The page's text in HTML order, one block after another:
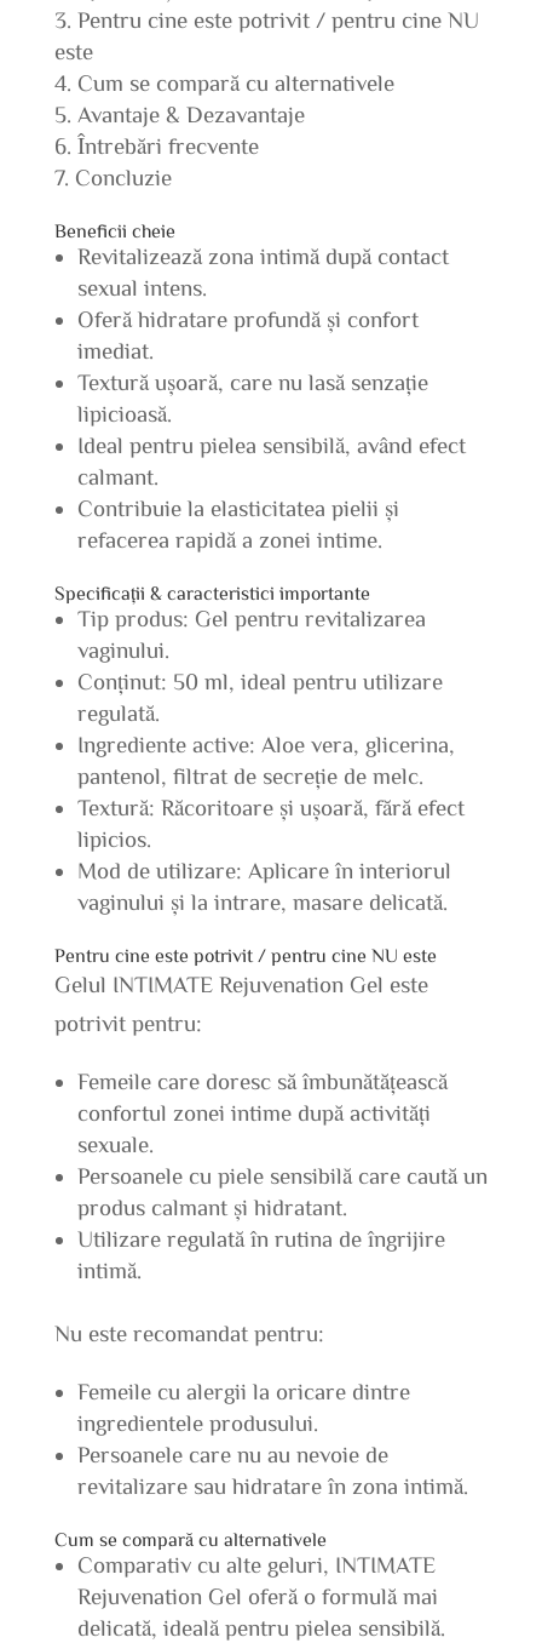
Pentru cine este potrivit / pentru cine NU
este
Cum se compară cu alternativele
Avantaje & Dezavantaje
Întrebări frecvente
Concluzie
Beneficii cheie
Revitalizează zona intimă după contact
sexual intens.
Oferă hidratare profundă și confort
imediat.
Textură ușoară, care nu lasă senzație
lipicioasă.
Ideal pentru pielea sensibilă, având efect
calmant.
Contribuie la elasticitatea pielii și
refacerea rapidă a zonei intime.
Specificații & caracteristici importante
Tip produs: Gel pentru revitalizarea
vaginului.
Conținut: 50 ml, ideal pentru utilizare
regulată.
Ingrediente active: Aloe vera, glicerina,
pantenol, filtrat de secreție de melc.
Textură: Răcoritoare și ușoară, fără efect
lipicios.
Mod de utilizare: Aplicare în interiorul
vaginului și la intrare, masare delicată.
Pentru cine este potrivit / pentru cine NU este
Gelul INTIMATE Rejuvenation Gel este
potrivit pentru:
Femeile care doresc să îmbunătățească
confortul zonei intime după activități
sexuale.
Persoanele cu piele sensibilă care caută un
produs calmant și hidratant.
Utilizare regulată în rutina de îngrijire
intimă.
Nu este recomandat pentru:
Femeile cu alergii la oricare dintre
ingredientele produsului.
Persoanele care nu au nevoie de
revitalizare sau hidratare în zona intimă.
Cum se compară cu alternativele
Comparativ cu alte geluri, INTIMATE
Rejuvenation Gel oferă o formulă mai
delicată, ideală pentru pielea sensibilă.